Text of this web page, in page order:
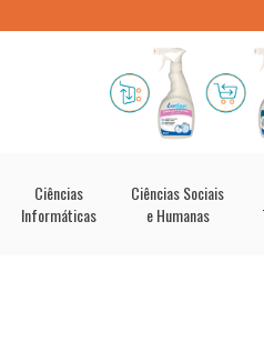
Ciências
Informáticas
Ciências Sociais
e Humanas